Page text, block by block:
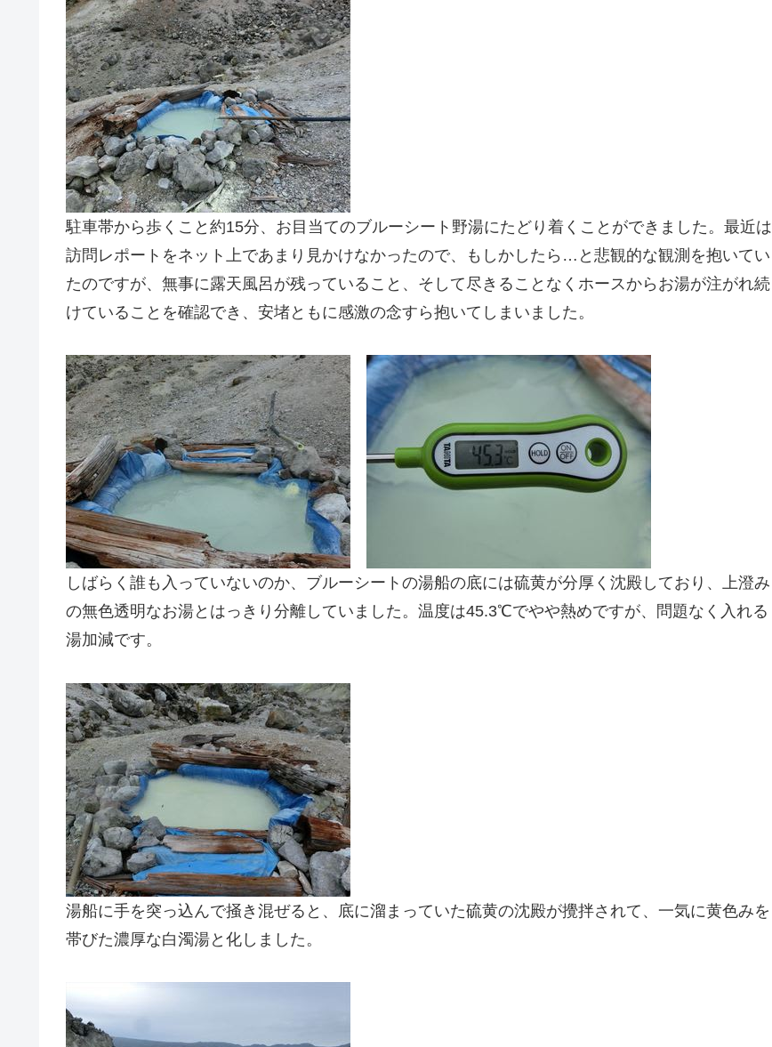
駐車帯から歩くこと約15分、お目当てのブルーシート野湯にたどり着くことができました。最近は
訪問レポートをネット上であまり見かけなかったので、もしかしたら…と悲観的な観測を抱いてい
たのですが、無事に露天風呂が残っていること、そして尽きることなくホースからお湯が注がれ続
けていることを確認でき、安堵ともに感激の念すら抱いてしまいました。
しばらく誰も入っていないのか、ブルーシートの湯船の底には硫黄が分厚く沈殿しており、上澄み
の無色透明なお湯とはっきり分離していました。温度は45.3℃でやや熱めですが、問題なく入れる
湯加減です。
湯船に手を突っ込んで掻き混ぜると、底に溜まっていた硫黄の沈殿が攪拌されて、一気に黄色みを
帯びた濃厚な白濁湯と化しました。